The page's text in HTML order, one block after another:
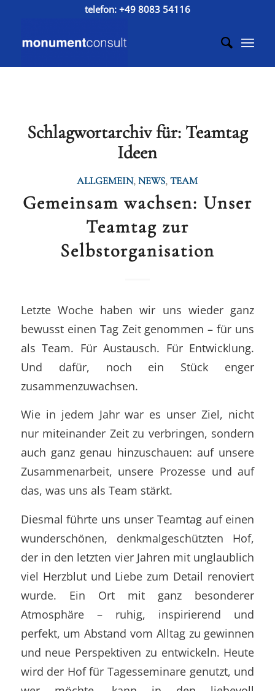
telefon: +49 8083 54116
Schlagwortarchiv für: Teamtag
Ideen
ALLGEMEIN,NEWS,TEAM
Gemeinsam wachsen: Unser
Teamtag zur
Selbstorganisation
Letzte Woche haben wir uns wieder ganz
bewusst einen Tag Zeit genommen – für uns
als Team. Für Austausch. Für Entwicklung.
Und dafür, noch ein Stück enger
zusammenzuwachsen.
Wie in jedem Jahr war es unser Ziel, nicht
nur miteinander Zeit zu verbringen, sondern
auch ganz genau hinzuschauen: auf unsere
Zusammenarbeit, unsere Prozesse und auf
das, was uns als Team stärkt.
Diesmal führte uns unser Teamtag auf einen
wunderschönen, denkmalgeschützten Hof,
der in den letzten vier Jahren mit unglaublich
viel Herzblut und Liebe zum Detail renoviert
wurde. Ein Ort mit ganz besonderer
Atmosphäre – ruhig, inspirierend und
perfekt, um Abstand vom Alltag zu gewinnen
und neue Perspektiven zu entwickeln. Heute
wird der Hof für Tagesseminare genutzt, und